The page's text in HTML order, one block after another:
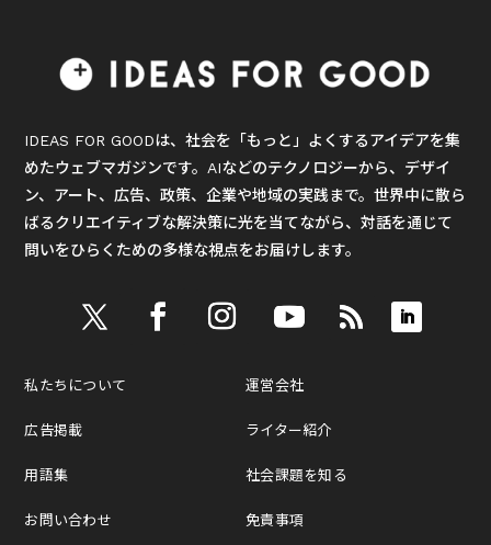
IDEAS FOR GOODは、社会を「もっと」よくするアイデアを集
めたウェブマガジンです。AIなどのテクノロジーから、デザイ
ン、アート、広告、政策、企業や地域の実践まで。世界中に散ら
ばるクリエイティブな解決策に光を当てながら、対話を通じて
問いをひらくための多様な視点をお届けします。
私たちについて
広告掲載
用語集
お問い合わせ
運営会社
ライター紹介
社会課題を知る
免責事項